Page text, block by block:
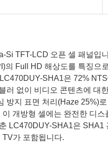
Si TFT-LCD 오픈 셀 패널입
Full HD 해상도를 특징
SHA1은 72%
없이 비디오 콘텐츠에 대
방지 표면 처리(Haze 25%)
개방형 셀에는 완전한 디
LC470DUY-SHA1은
가 포함됩니다.